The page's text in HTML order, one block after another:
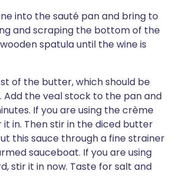
into the sauté pan and bring to
and scraping the bottom of the
spatula until the wine is
of the butter, which should be
Add the veal stock to the pan and
If you are using the crème
it in. Then stir in the diced butter
this sauce through a fine strainer
sauceboat. If you are using
stir it in now. Taste for salt and